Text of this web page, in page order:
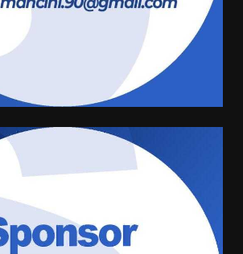
“I Contestatori: Musica di
Rivoluzione”: nuovo
appuntamento con “Fasano in
Banda”
amarezza per esclusione dal
campionato di calcio”
7 Agosto 2026 06:00
Fasanese ferito a colpi di arma
da fuoco